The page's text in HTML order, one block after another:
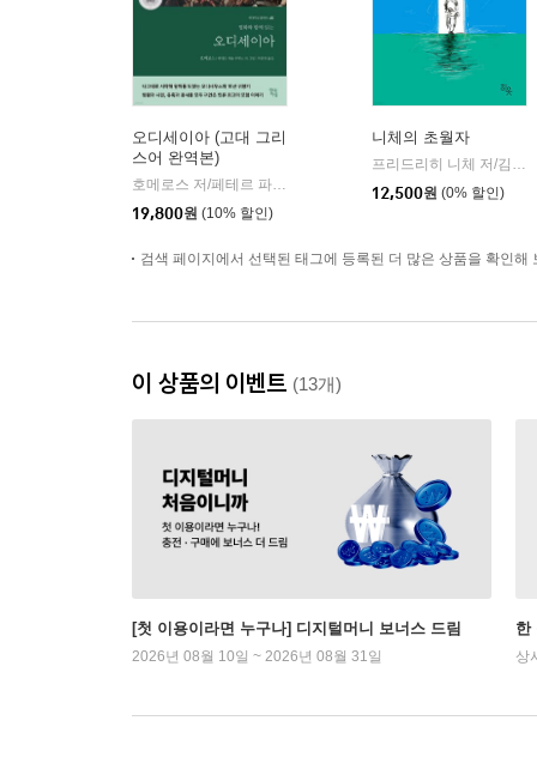
오디세이아 (고대 그리
스어 완역본)
| 현대지성
19,800원 (10% 할인)
니체의 초월자
12,500원 (0% 할인)
검색 페이지에서 선택된 태그에 등록된 더 많은 상품을 확인해
이 상품의 이벤트 (13개)
[첫 이용이라면 누구나] 디지털머니 보너스 드림
2026년 08월 10일 ~ 2026년 08월 31일
한
상